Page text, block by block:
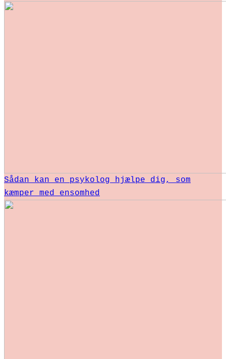
Sådan kan en psykolog hjælpe dig, som
kæmper med ensomhed